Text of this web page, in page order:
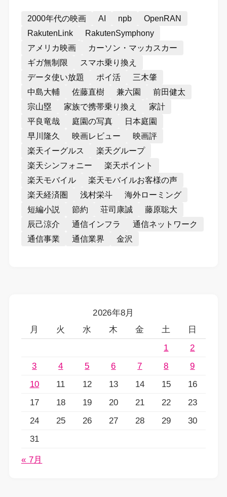
2000年代の映画 AI npb
OpenRAN
RakutenLink
RakutenSymphony
アメリカ映画
カーソン・マッカスカー
ギガ無制限
スマホ乗り換え
データ使い放題
ポイ活
三木肇
中島大輔
佐藤直樹 兼六園
前田健太
宗山塁
家族で携帯乗り換え
家計
平良竜哉
庭園の写真
日本庭園
早川隆久
映画レビュー
映画評
楽天イーグルス
楽天グループ
楽天シンフォニー
楽天ポイント
楽天モバイル
楽天モバイルお客様の声
楽天経済圏
浅村栄斗
海外ローミング
短編小説
節約 荘司康誠
藤原聡大
辰己涼介
通信インフラ
通信ネットワーク
通信事業
通信業界 金沢
2026年8月
月
火 水 木 金 土
日
1
2
3
4 5 6 7 8
9
10
11 12 13 14 15
16
17
18 19 20 21 22
23
24
25 26 27 28 29
30
31
« 7月